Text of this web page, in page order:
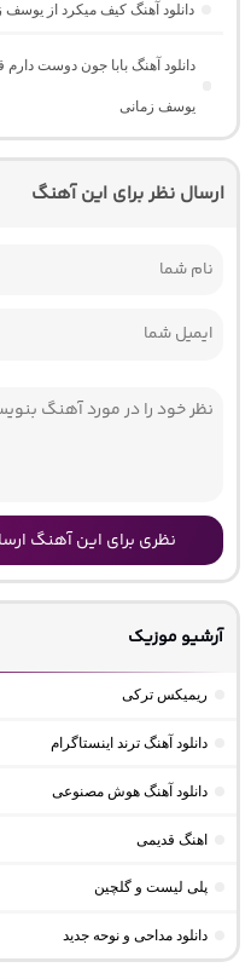
دانلود آهنگ کیف میکرد از یوسف
دانلود آهنگ بابا جون دوست
یوسف زمانی
ارسال نظر برای این آهنگ
نظری برای این آهنگ
آرشیو موزیک
ریمیکس ترکی
دانلود آهنگ ترند اینستاگرام
دانلود آهنگ هوش مصنوعی
اهنگ قدیمی
پلی لیست و گلچین
دانلود مداحی و نوحه جدید